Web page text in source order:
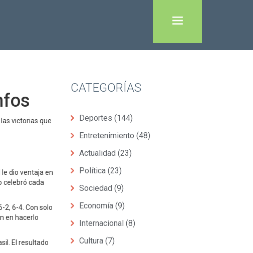
victorias que
dio ventaja en
celebró cada
2, 6-4. Con solo
en hacerlo
El resultado
CATEGORÍAS
Deportes (144)
Entretenimiento (48)
Actualidad (23)
Política (23)
Sociedad (9)
Economía (9)
Internacional (8)
Cultura (7)